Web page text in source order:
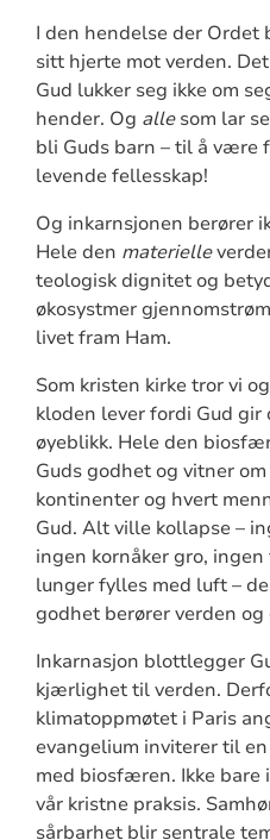
I den hendelse der Ordet
sitt hjerte mot verden.
Gud lukker seg ikke om
hender. Og allesom lar
bli Guds barn – til å være
levende fellesskap!
Og inkarnsjonen berører
Hele den materielle
teologisk dignitet og
økosystmer
livet fram Ham.
Som kristen kirke tror vi
kloden lever fordi Gud gir
øyeblikk. Hele den
Guds godhet og vitner
kontinenter og hvert
Gud. Alt ville kollapse –
ingen kornåker gro,
lunger fylles med luft –
godhet berører verden
Inkarnasjon blottlegger
kjærlighet til verden.
klimatoppmøtet i Paris
evangelium inviterer til
med biosfæren. Ikke bare
vår kristne praksis.
sårbarhet blir sentrale